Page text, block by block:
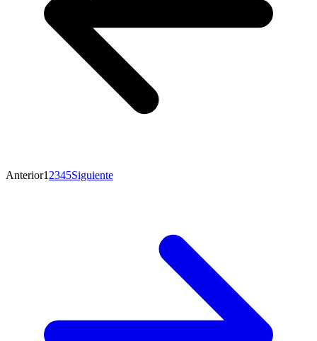
Anterior1 2345Siguiente